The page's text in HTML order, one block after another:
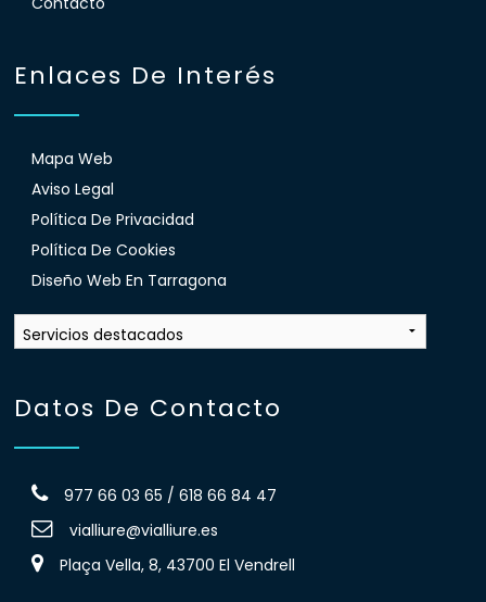
Enlaces De Interés
Mapa Web
Aviso Legal
Política De Privacidad
Política De Cookies
Diseño Web En Tarragona
Datos De Contacto
977 66 03 65 / 618 66 84 47
vialliure@vialliure.es
Plaça Vella, 8, 43700 El Vendrell